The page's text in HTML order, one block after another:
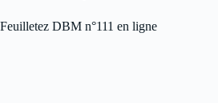
Feuilletez DBM n°111 en ligne